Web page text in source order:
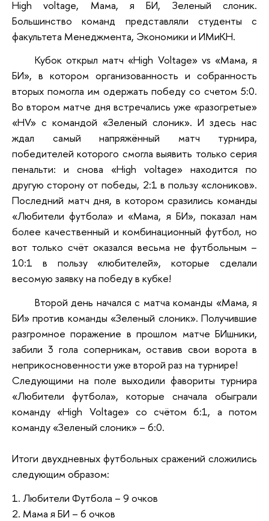
High voltage, Мама, я БИ, Зеленый слоник.
Большинство команд представляли студенты с
факультета Менеджмента, Экономики и ИМиКН.
Кубок открыл матч «High Voltage» vs «Мама, я
БИ», в котором организованность и собранность
вторых помогла им одержать победу со счетом 5:0.
Во втором матче дня встречались уже «разогретые»
«HV» с командой «Зеленый слоник». И здесь нас
ждал самый напряжённый матч турнира,
победителей которого смогла выявить только серия
пенальти: и снова «High voltage» находится по
другую сторону от победы, 2:1 в пользу «слоников».
Последний матч дня, в котором сразились команды
«Любители футбола» и «Мама, я БИ», показал нам
более качественный и комбинационный футбол, но
вот только счёт оказался весьма не футбольным –
10:1 в пользу «любителей», которые сделали
весомую заявку на победу в кубке!
Второй день начался с матча команды «Мама, я
БИ» против команды «Зеленый слоник». Получившие
разгромное поражение в прошлом матче БИшники,
забили 3 гола соперникам, оставив свои ворота в
неприкосновенности уже второй раз на турнире!
Следующими на поле выходили фавориты турнира
«Любители футбола», которые сначала обыграли
команду «High Voltage» со счётом 6:1, а потом
команду «Зеленый слоник» – 6:0.
Итоги двухдневных футбольных сражений сложились
следующим образом:
1. Любители Футбола – 9 очков
2. Мама я БИ – 6 очков